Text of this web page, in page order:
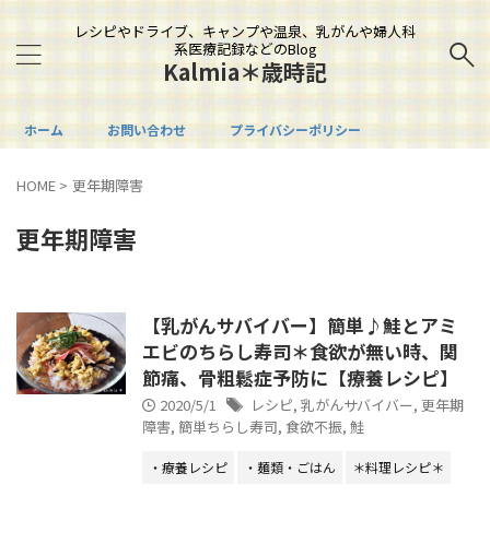
レシピやドライブ、キャンプや温泉、乳がんや婦人科
系医療記録などのBlog
Kalmia＊歳時記
ホーム お問い合わせ プライバシーポリシー
HOME > 更年期障害
更年期障害
【乳がんサバイバー】簡単♪鮭とアミ
エビのちらし寿司＊食欲が無い時、関
節痛、骨粗鬆症予防に【療養レシピ】
2020/5/1 レシピ, 乳がんサバイバー, 更年期
障害, 簡単ちらし寿司, 食欲不振, 鮭
・療養レシピ ・麺類・ごはん ＊料理レシピ＊